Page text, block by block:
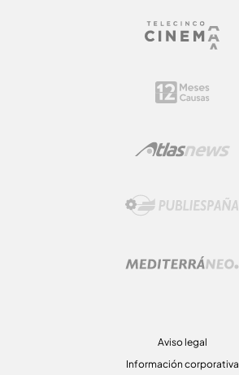
Aviso legal
Información corporativa